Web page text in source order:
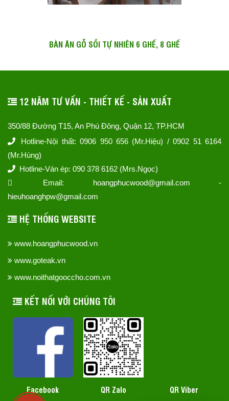
BÀN ĂN GỖ SỒI TỰ NHIÊN 6 GHẾ, 8 GHẾ
12 NĂM TƯ VẤN - THIẾT KẾ - SẢN XUẤT
350/88 Đường T15, An Phú Đông, Quận 12, TP.HCM
Hotline-Nội thất: 0906 950 656 (Mr.Hiệu) / 0902 51 6164
(Mr.Hùng)
Hotline-Ván ép: 090 378 6162 (Mrs.Ngọc)
Email: hoangphucwood@gmail.com -
hieuhoanghpw@gmail.com
HỆ THỐNG WEBSITE
www.hoangphucwood.vn
www.goteak.vn
www.noithatgooccho.com.vn
KẾT NỐI VỚI CHÚNG TÔI
Facebook QR Zalo QR Viber